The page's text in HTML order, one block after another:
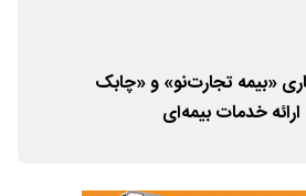
«بیمه تجارت‌نو» و «چابک
خدمات بیمه‌ای